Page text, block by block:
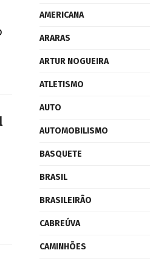
AMERICANA
ARARAS
ARTUR NOGUEIRA
ATLETISMO
AUTO
AUTOMOBILISMO
BASQUETE
BRASIL
BRASILEIRÃO
CABREÚVA
CAMINHÕES